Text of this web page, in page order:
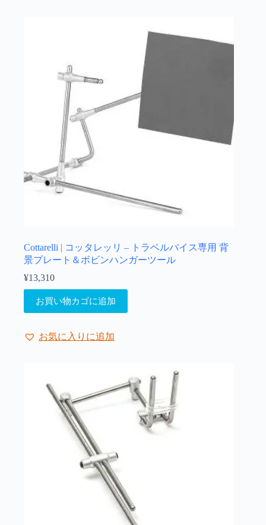
Cottarelli | コッタレッリ – トラベルバイス専用 背
景プレート＆ボビンハンガーツール
¥13,310
お買い物カゴに追加
お気に入りに追加